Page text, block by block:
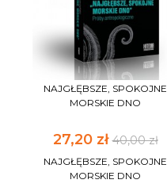
NAJGŁĘBSZE, SPOKOJNE
MORSKIE DNO
27,20 zł40,00 zł
NAJGŁĘBSZE, SPOKOJNE
MORSKIE DNO